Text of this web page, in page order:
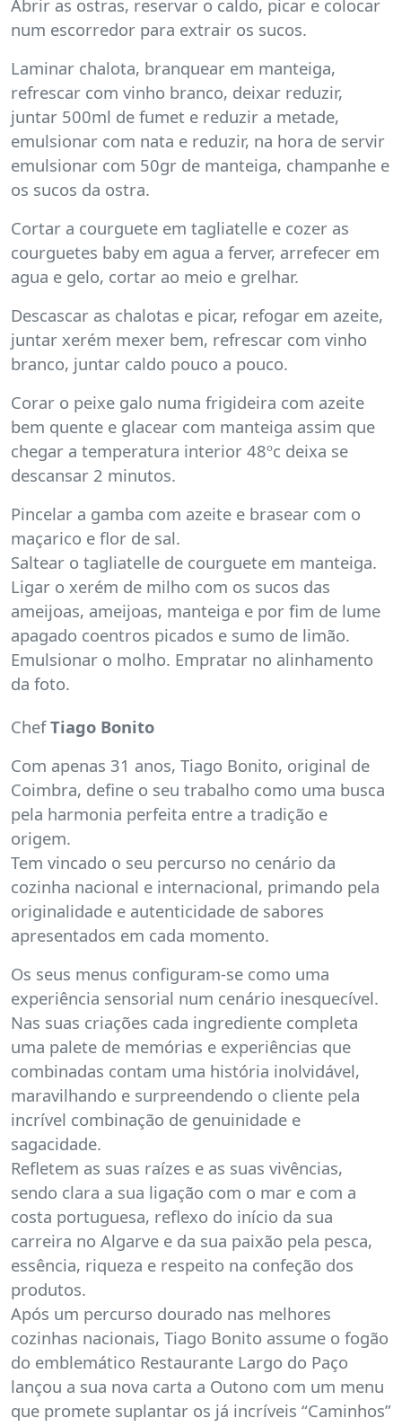
Abrir as ostras, reservar o caldo, picar e colocar
num escorredor para extrair os sucos.
Laminar chalota, branquear em manteiga,
refrescar com vinho branco, deixar reduzir,
juntar 500ml de fumet e reduzir a metade,
emulsionar com nata e reduzir, na hora de servir
emulsionar com 50gr de manteiga, champanhe e
os sucos da ostra.
Cortar a courguete em tagliatelle e cozer as
courguetes baby em agua a ferver, arrefecer em
agua e gelo, cortar ao meio e grelhar.
Descascar as chalotas e picar, refogar em azeite,
juntar xerém mexer bem, refrescar com vinho
branco, juntar caldo pouco a pouco.
Corar o peixe galo numa frigideira com azeite
bem quente e glacear com manteiga assim que
chegar a temperatura interior 48ºc deixa se
descansar 2 minutos.
Pincelar a gamba com azeite e brasear com o
maçarico e flor de sal.
Saltear o tagliatelle de courguete em manteiga.
Ligar o xerém de milho com os sucos das
ameijoas, ameijoas, manteiga e por fim de lume
apagado coentros picados e sumo de limão.
Emulsionar o molho. Empratar no alinhamento
da foto.
ChefTiago Bonito
Com apenas 31 anos, Tiago Bonito, original de
Coimbra, define o seu trabalho como uma busca
pela harmonia perfeita entre a tradição e
origem.
Tem vincado o seu percurso no cenário da
cozinha nacional e internacional, primando pela
originalidade e autenticidade de sabores
apresentados em cada momento.
Os seus menus configuram-se como uma
experiência sensorial num cenário inesquecível.
Nas suas criações cada ingrediente completa
uma palete de memórias e experiências que
combinadas contam uma história inolvidável,
maravilhando e surpreendendo o cliente pela
incrível combinação de genuinidade e
sagacidade.
Refletem as suas raízes e as suas vivências,
sendo clara a sua ligação com o mar e com a
costa portuguesa, reflexo do início da sua
carreira no Algarve e da sua paixão pela pesca,
essência, riqueza e respeito na confeção dos
produtos.
Após um percurso dourado nas melhores
cozinhas nacionais, Tiago Bonito assume o fogão
do emblemático Restaurante Largo do Paço
lançou a sua nova carta a Outono com um menu
que promete suplantar os já incríveis “Caminhos”